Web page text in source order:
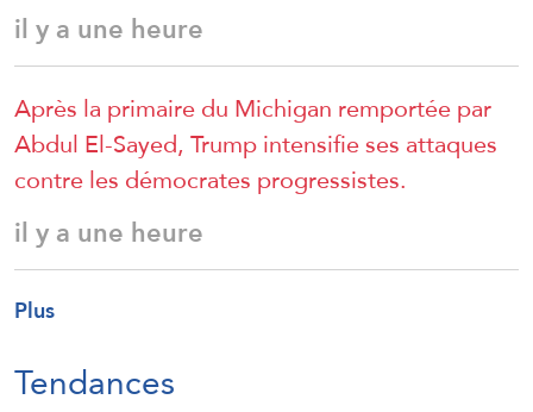
il y a une heure
Après la primaire du Michigan remportée par
Abdul El-Sayed, Trump intensifie ses attaques
contre les démocrates progressistes.
il y a une heure
Plus
Tendances